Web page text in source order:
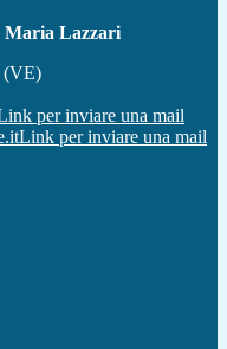
Maria Lazzari
(VE)
per inviare una mail
Link per inviare una mail